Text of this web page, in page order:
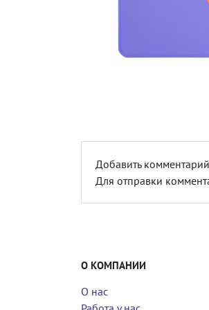
Добавить комментарий
Для отправки
О КОМПАНИИ
О нас